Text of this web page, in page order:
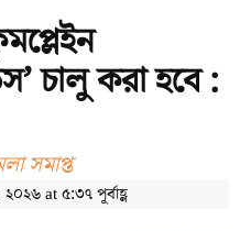
চালু করা হবে :
সমাপ্ত
at ৫:৩৭ পূর্বাহ্ণ